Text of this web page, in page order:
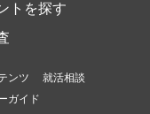
トを探す
ンツ
就活相談
ガイド